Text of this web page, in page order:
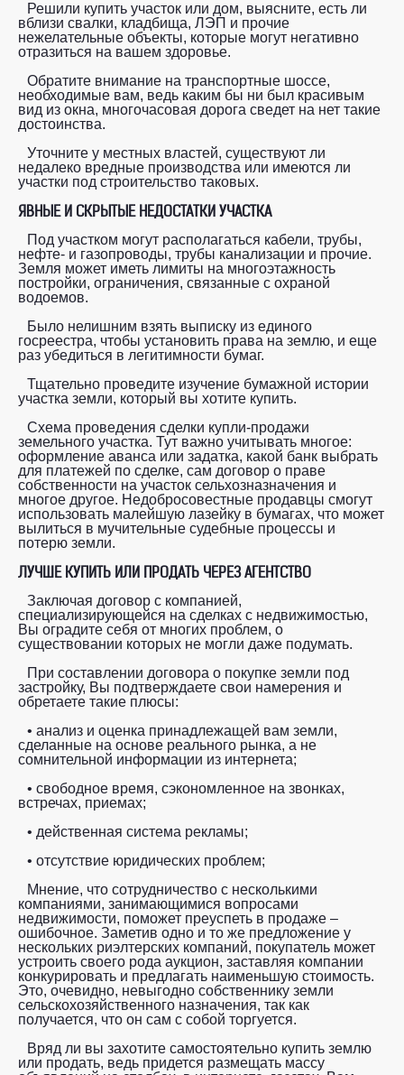
Решили купить участок или дом, выясните, есть ли
вблизи свалки, кладбища, ЛЭП и прочие
нежелательные объекты, которые могут негативно
отразиться на вашем здоровье.
Обратите внимание на транспортные шоссе,
необходимые вам, ведь каким бы ни был красивым
вид из окна, многочасовая дорога сведет на нет такие
достоинства.
Уточните у местных властей, существуют ли
недалеко вредные производства или имеются ли
участки под строительство таковых.
ЯВНЫЕ И СКРЫТЫЕ НЕДОСТАТКИ УЧАСТКА
Под участком могут располагаться кабели, трубы,
нефте- и газопроводы, трубы канализации и прочие.
Земля может иметь лимиты на многоэтажность
постройки, ограничения, связанные с охраной
водоемов.
Было нелишним взять выписку из единого
госреестра, чтобы установить права на землю, и еще
раз убедиться в легитимности бумаг.
Тщательно проведите изучение бумажной истории
участка земли, который вы хотите купить.
Схема проведения сделки купли-продажи
земельного участка. Тут важно учитывать многое:
оформление аванса или задатка, какой банк выбрать
для платежей по сделке, сам договор о праве
собственности на участок сельхозназначения и
многое другое. Недобросовестные продавцы смогут
использовать малейшую лазейку в бумагах, что может
вылиться в мучительные судебные процессы и
потерю земли.
ЛУЧШЕ КУПИТЬ ИЛИ ПРОДАТЬ ЧЕРЕЗ АГЕНТСТВО
Заключая договор с компанией,
специализирующейся на сделках с недвижимостью,
Вы оградите себя от многих проблем, о
существовании которых не могли даже подумать.
При составлении договора о покупке земли под
застройку, Вы подтверждаете свои намерения и
обретаете такие плюсы:
• анализ и оценка принадлежащей вам земли,
сделанные на основе реального рынка, а не
сомнительной информации из интернета;
• свободное время, сэкономленное на звонках,
встречах, приемах;
• действенная система рекламы;
• отсутствие юридических проблем;
Мнение, что сотрудничество с несколькими
компаниями, занимающимися вопросами
недвижимости, поможет преуспеть в продаже –
ошибочное. Заметив одно и то же предложение у
нескольких риэлтерских компаний, покупатель может
устроить своего рода аукцион, заставляя компании
конкурировать и предлагать наименьшую стоимость.
Это, очевидно, невыгодно собственнику земли
сельскохозяйственного назначения, так как
получается, что он сам с собой торгуется.
Вряд ли вы захотите самостоятельно купить землю
или продать, ведь придется размещать массу